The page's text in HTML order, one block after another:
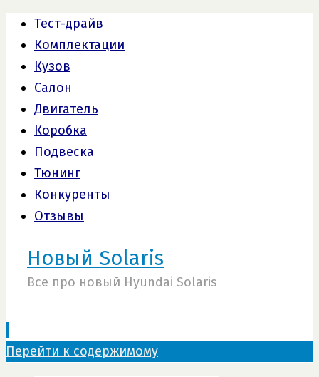
Тест-драйв
Комплектации
Кузов
Салон
Двигатель
Коробка
Подвеска
Тюнинг
Конкуренты
Отзывы
Новый Solaris
Все про новый Hyundai Solaris
Перейти к содержимому